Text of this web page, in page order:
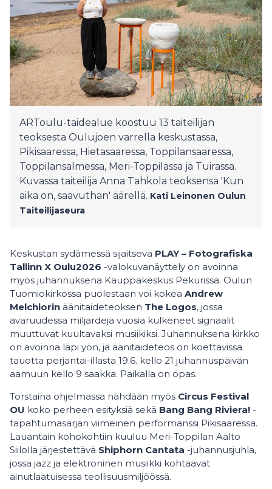
ARToulu-taidealue koostuu 13 taiteilijan
teoksesta Oulujoen varrella keskustassa,
Pikisaaressa, Hietasaaressa, Toppilansaaressa,
Toppilansalmessa, Meri-Toppilassa ja Tuirassa.
Kuvassa taiteilija Anna Tahkola teoksensa 'Kun
aika on, saavuthan' äärellä. Kati Leinonen Oulun
Taiteilijaseura
Keskustan sydämessä sijaitseva PLAY – Fotografiska
Tallinn X Oulu2026 -valokuvanäyttely on avoinna
myös juhannuksena Kauppakeskus Pekurissa. Oulun
Tuomiokirkossa puolestaan voi kokea Andrew
Melchiorin äänitaideteoksen The Logos, jossa
avaruudessa miljardeja vuosia kulkeneet signaalit
muuttuvat kuultavaksi musiikiksi. Juhannuksena kirkko
on avoinna läpi yön, ja äänitaideteos on koettavissa
tauotta perjantai-illasta 19.6. kello 21 juhannuspäivän
aamuun kello 9 saakka. Paikalla on opas.
Torstaina ohjelmassa nähdään myös Circus Festival
OU koko perheen esityksiä sekä Bang Bang Riviera! -
tapahtumasarjan viimeinen performanssi Pikisaaressa.
Lauantain kohokohtiin kuuluu Meri-Toppilan Aalto
Siilolla järjestettävä Shiphorn Cantata -juhannusjuhla,
jossa jazz ja elektroninen musiikki kohtaavat
ainutlaatuisessa teollisuusmiljöössä.